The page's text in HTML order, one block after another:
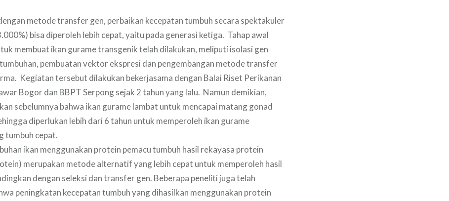
metode transfer gen, perbaikan kecepatan tumbuh secara spektakuler
bisa diperoleh lebih cepat, yaitu pada generasi ketiga. Tahap awal
membuat ikan gurame transgenik telah dilakukan, meliputi isolasi gen
pembuatan vektor ekspresi dan pengembangan metode transfer
Kegiatan tersebut dilakukan bekerjasama dengan Balai Riset Perikanan
Bogor dan BBPT Serpong sejak 2 tahun yang lalu. Namun demikian,
sebelumnya bahwa ikan gurame lambat untuk mencapai matang gonad
diperlukan lebih dari 6 tahun untuk memperoleh ikan gurame
tumbuh cepat.
ikan menggunakan protein pemacu tumbuh hasil rekayasa protein
merupakan metode alternatif yang lebih cepat untuk memperoleh hasil
dengan seleksi dan transfer gen. Beberapa peneliti juga telah
peningkatan kecepatan tumbuh yang dihasilkan menggunakan protein